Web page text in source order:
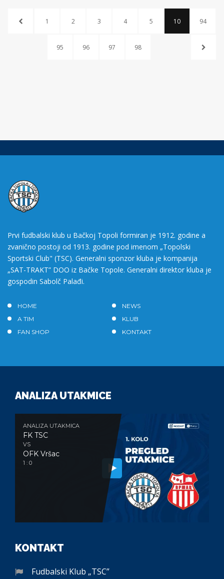
1 2 3 4 5 10 94
95 96 97 98
Prvi fudbalski klub u Bačkoj Topoli formiran je 1912. godine a
zvanično postoji od 1913. godine pod imenom „Topolski
Sportski Club" (TSC). Generalni sponzor kluba je kompanija
„SAT-TRAKT” DOO iz Bačke Topole. Generalni direktor kluba je
gospodin Sabolč Palađi.
HOME
NEWS
A TIM
KLUB
FAN SHOP
KONTAKT
ANALIZA UTAKMICE
ANALIZA UTAKMICA
FK TSC
VS
OFK Vršac
1 : 0
KONTAKT
Fudbalski Klub „TSC”